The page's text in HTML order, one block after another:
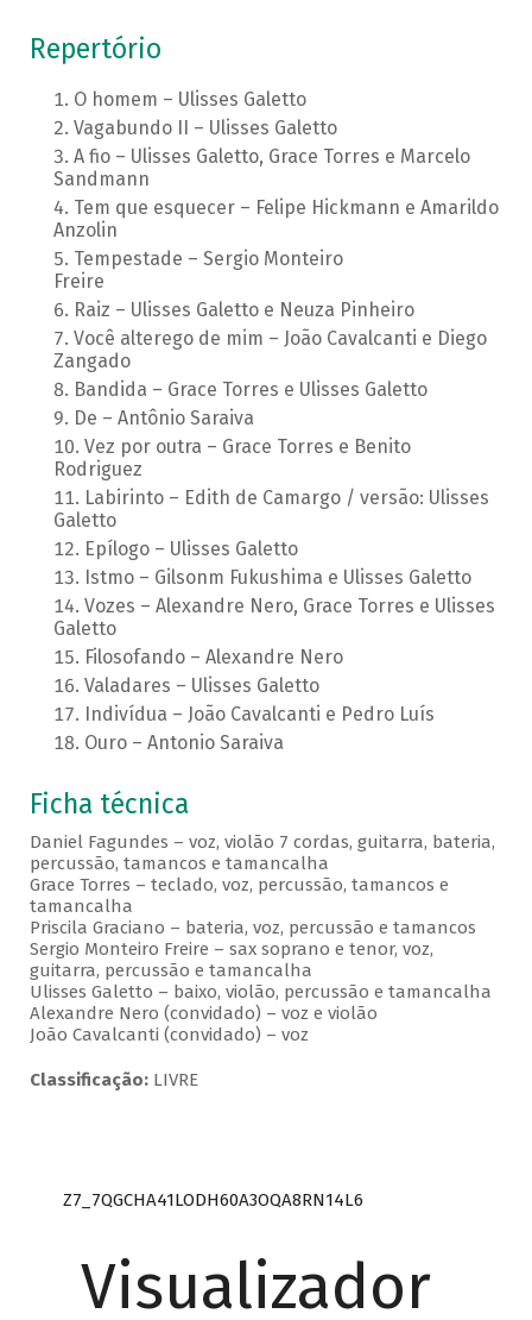
Repertório
O homem – Ulisses Galetto
Vagabundo II – Ulisses Galetto
A fio – Ulisses Galetto, Grace Torres e Marcelo
Sandmann
Tem que esquecer – Felipe Hickmann e Amarildo
Anzolin
Tempestade – Sergio Monteiro
Freire
Raiz – Ulisses Galetto e Neuza Pinheiro
Você alterego de mim – João Cavalcanti e Diego
Zangado
Bandida – Grace Torres e Ulisses Galetto
De – Antônio Saraiva
Vez por outra – Grace Torres e Benito
Rodriguez
Labirinto – Edith de Camargo / versão: Ulisses
Galetto
Epílogo – Ulisses Galetto
Istmo – Gilsonm Fukushima e Ulisses Galetto
Vozes – Alexandre Nero, Grace Torres e Ulisses
Galetto
Filosofando – Alexandre Nero
Valadares – Ulisses Galetto
Indivídua – João Cavalcanti e Pedro Luís
Ouro – Antonio Saraiva
Ficha técnica
Daniel Fagundes – voz, violão 7 cordas, guitarra, bateria,
percussão, tamancos e tamancalha
Grace Torres – teclado, voz, percussão, tamancos e
tamancalha
Priscila Graciano – bateria, voz, percussão e tamancos
Sergio Monteiro Freire – sax soprano e tenor, voz,
guitarra, percussão e tamancalha
Ulisses Galetto – baixo, violão, percussão e tamancalha
Alexandre Nero (convidado) – voz e violão
João Cavalcanti (convidado) – voz
Classificação:LIVRE
Z7_7QGCHA41LODH60A3OQA8RN14L6
Visualizador